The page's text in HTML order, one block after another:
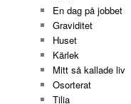
En dag på jobbet
Graviditet
Huset
Kärlek
Mitt så kallade liv
Osorterat
Tilia